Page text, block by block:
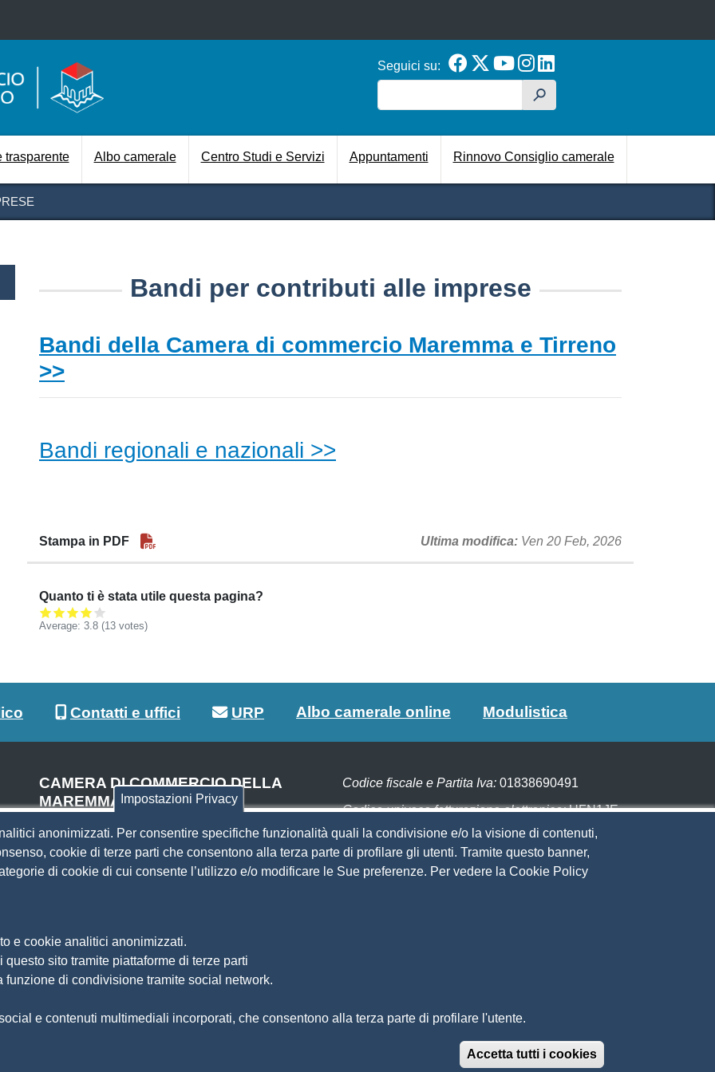
Seguici su:
h
Navigazione principale
trasparente Albo camerale Centro Studi e Servizi Appuntamenti Rinnovo Consiglio camerale
Bandi per contributi alle imprese
Bandi della Camera di commercio Maremma e Tirreno
>>
Bandi regionali e nazionali >>
Stampa in PDF Ultima modifica Ven 20 Feb, 2026
Quanto ti è stata utile questa pagina?
Average: 3.8 (13 votes)
Contatti e uffici URP Albo camerale online Modulistica
CAMERA DI COMMERCIO DELLA
MAREMMA E DEL TIRRENO
SEDE DI LIVORNO
Piazza del Municipio, 48
(ingresso da Via del Porticciolo, 1)
Via F.lli Cairoli, 10
Centralino 0564 430.111
Peccameradicommercio@pec.lg.camcom.it
Codice fiscale e Partita Iva: 01838690491
Codice univoco fatturazione elettronica:UFN1JE
Pagare con PagoPA
Dichiarazione di accessibilità
Feedback accessibilità
Siti tematici: Maremma e Tirreno Itinerari
Impostazioni Privacy
anonimizzati. Per consentire specifiche funzionalità quali la condivisione e/o la visione di contenuti,
cookie di terze parti che consentono alla terza parte di profilare gli utenti. Tramite questo banner,
di cookie di cui consente l’utilizzo e/o modificare le Sue preferenze. Per vedere la Cookie Policy
e cookie analitici anonimizzati.
sito tramite piattaforme di terze parti
di condivisione tramite social network.
e contenuti multimediali incorporati, che consentono alla terza parte di profilare l'utente.
Accetta tutti i cookies